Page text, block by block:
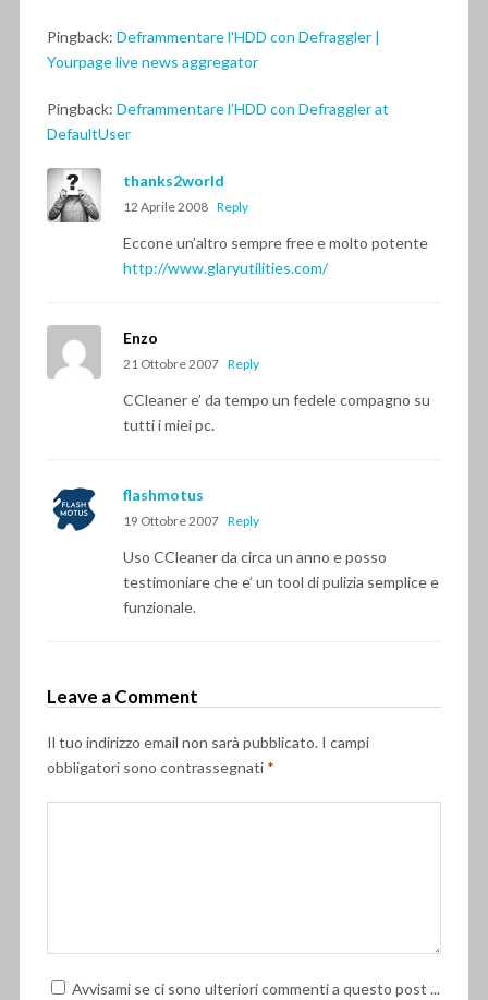
Pingback: Deframmentare l'HDD con Defraggler |
Yourpage live news aggregator
Pingback: Deframmentare l’HDD con Defraggler at
DefaultUser
thanks2world
12 Aprile 2008 Reply
Eccone un’altro sempre free e molto potente
http://www.glaryutilities.com/
Enzo
21 Ottobre 2007 Reply
CCleaner e’ da tempo un fedele compagno su
tutti i miei pc.
flashmotus
19 Ottobre 2007 Reply
Uso CCleaner da circa un anno e posso
testimoniare che e’ un tool di pulizia semplice e
funzionale.
Leave a Comment
Il tuo indirizzo email non sarà pubblicato. I campi
obbligatori sono contrassegnati *
Avvisami se ci sono ulteriori commenti a questo post ...